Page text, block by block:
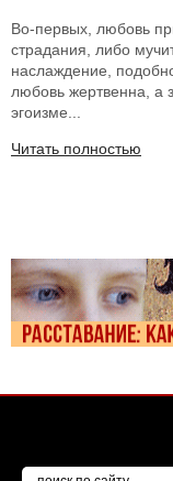
Во-первых, любовь
страдания, либо
наслаждение,
любовь жертвенна, а
эгоизме...
Читать полностью